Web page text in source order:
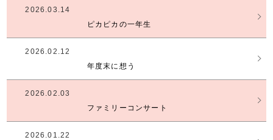
2026.03.14
ピカピカの一年生
2026.02.12
年度末に想う
2026.02.03
ファミリーコンサート
2026.01.22